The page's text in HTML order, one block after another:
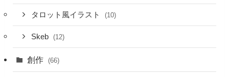
タロット風イラスト (10)
Skeb (12)
創作 (66)